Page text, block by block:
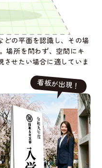
どの平面を認識し、その場
場所を問わず、空間にキ
させたい場合に適していま
看板が出現！